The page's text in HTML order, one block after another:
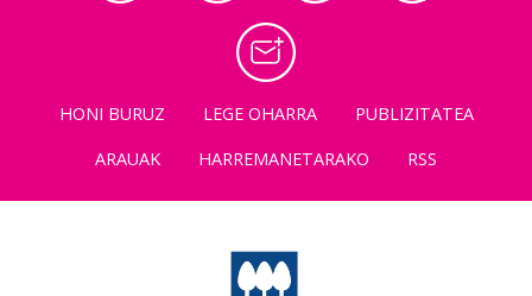
HONI BURUZ LEGE OHARRA
PUBLIZITATEA
ARAUAK
HARREMANETARAKO RSS